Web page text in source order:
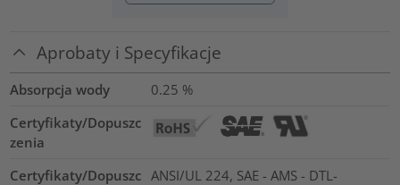
Aprobaty i Specyfikacje
Absorpcja wody 0.25 %
Certyfikaty/Dopuszc
zenia
Certyfikaty/Dopuszc ANSI/UL 224, SAE - AMS - DTL-